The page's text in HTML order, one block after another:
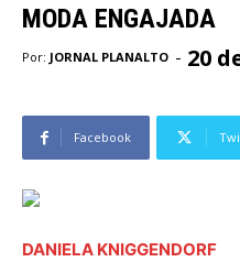
MODA ENGAJADA
Por: JORNAL PLANALTO - 20
Facebook
DANIELA KNIGGENDORF